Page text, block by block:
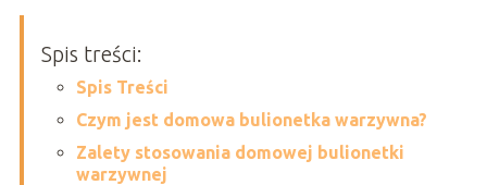
Spis treści:
Spis Treści
Czym jest domowa bulionetka warzywna?
Zalety stosowania domowej bulionetki
warzywnej